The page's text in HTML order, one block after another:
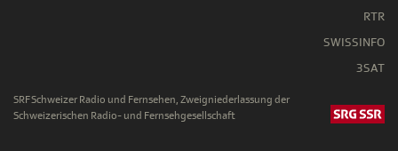
RTR
SWISSINFO
3SAT
SRF Schweizer Radio und Fernsehen, Zweigniederlassung der
Schweizerischen Radio- und Fernsehgesellschaft